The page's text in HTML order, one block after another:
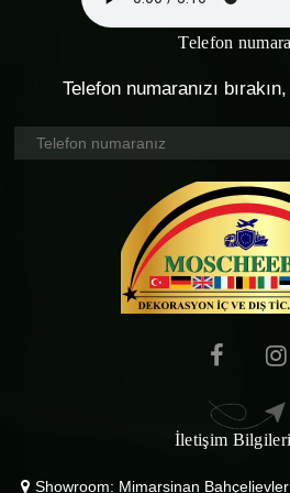
Telefon
Telefon numaranızı
İletişim
Showroom: Mimarsinan